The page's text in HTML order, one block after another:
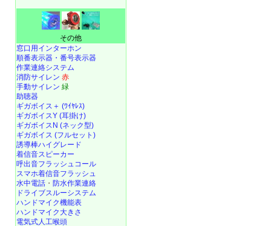
その他
窓口用インターホン
順番表示器・番号表示器
作業連絡システム
消防サイレン 赤
手動サイレン 緑
助聴器
ギガボイス＋ (ﾜｲﾔﾚｽ)
ギガボイスY (耳掛け)
ギガボイスN (ネック型)
ギガボイス (フルセット)
誘導棒ハイグレード
着信音スピーカー
呼出音フラッシュコール
スマホ着信音フラッシュ
水中電話 ・ 防水作業連絡
ドライブスルーシステム
ハンドマイク機能表
ハンドマイク大きさ
電気式人工喉頭